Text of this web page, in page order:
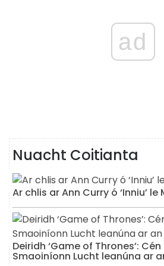
ad
Nuacht Coitianta
Ar chlis ar Ann Curry ó ‘Inniu’ le
Deiridh ‘Game of Thrones’:
Smaoiníonn Lucht leanúna ar